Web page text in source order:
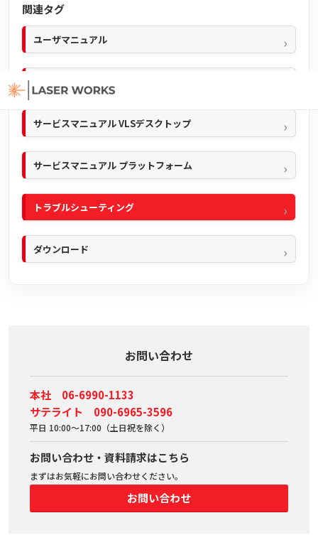
関連タグ
ユーザマニュアル
サービスマニュアル VLSデスクトップ
サービスマニュアル プラットフォーム
トラブルシューティング
ダウンロード
お問い合わせ
本社 06-6990-1133
サテライト 090-6965-3596
平日 10:00～17:00（土日祝を除く）
お問い合わせ・資料請求はこちら
まずはお気軽にお問い合わせください。
お問い合わせ